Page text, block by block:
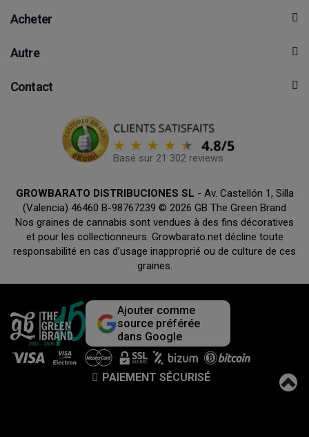
Acheter
Autre
Contact
Basé sur 21 302 reviews
GROWBARATO DISTRIBUCIONES SL - Av. Castellón 1, Silla
(Valencia) 46460 B-98767239 © 2026 GB The Green Brand
Nos graines de cannabis sont vendues à des fins décoratives
et pour les collectionneurs. Growbarato.net décline toute
responsabilité en cas d’usage inapproprié ou de culture de ces
graines.
Ajouter comme
source préférée
dans Google
PAIEMENT SÉCURISÉ